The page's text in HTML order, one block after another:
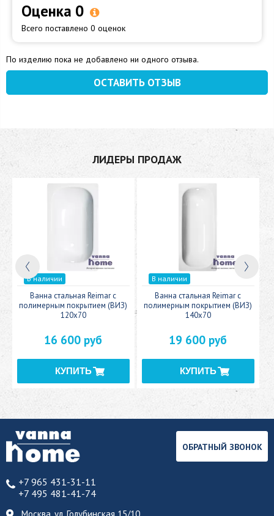
Оценка 0
Всего поставлено 0 оценок
По изделию пока не добавлено ни одного отзыва.
ОСТАВИТЬ ОТЗЫВ
ЛИДЕРЫ ПРОДАЖ
В наличии
Ванна стальная Reimar с
полимерным покрытием (ВИЗ)
120x70
16 600 руб
В наличии
Ванна стальная Reimar с
полимерным покрытием (ВИЗ)
140x70
19 600 руб
+7 965 431-31-11
+7 495 481-41-74
ОБРАТНЫЙ ЗВОНОК